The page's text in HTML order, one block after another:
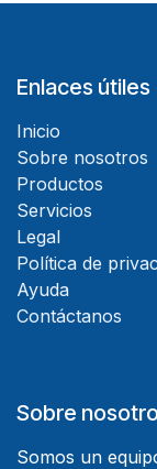
Enlaces útiles
Inicio
Sobre nosotros
Productos
Servicios
Legal
Política de
Ayuda
Contáctanos
Sobre
Somos un